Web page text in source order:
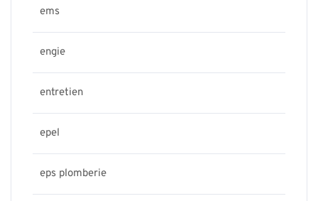
ems
engie
entretien
epel
eps plomberie